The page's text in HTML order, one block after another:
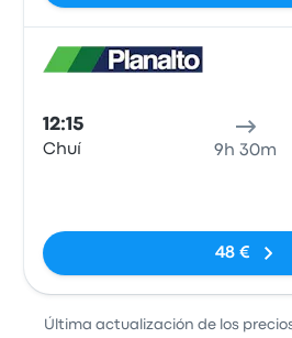
12:15
Chuí 9h 30m
48 €
Última actualización de los